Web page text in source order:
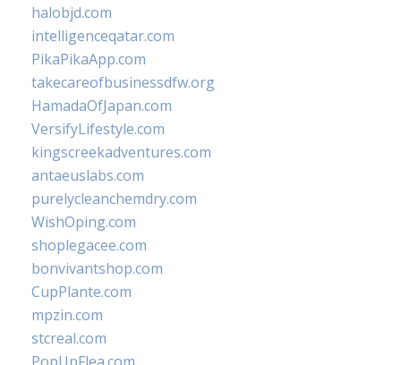
halobjd.com
intelligenceqatar.com
PikaPikaApp.com
takecareofbusinessdfw.org
HamadaOfJapan.com
VersifyLifestyle.com
kingscreekadventures.com
antaeuslabs.com
purelycleanchemdry.com
WishOping.com
shoplegacee.com
bonvivantshop.com
CupPlante.com
mpzin.com
stcreal.com